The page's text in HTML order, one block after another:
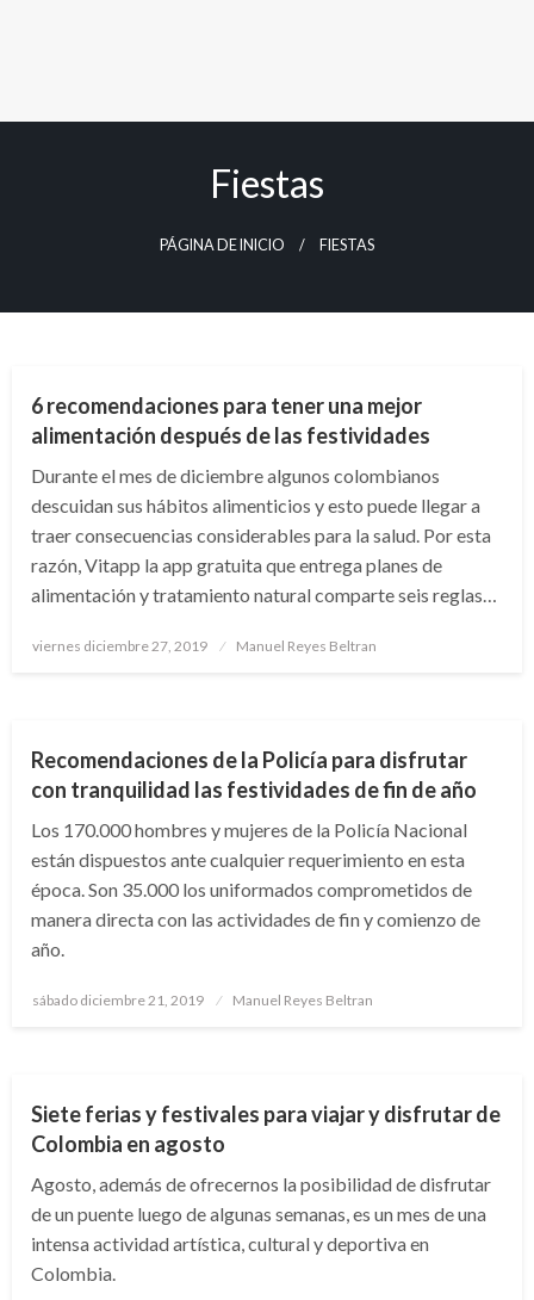
Fiestas
PÁGINA DE INICIO FIESTAS
6 recomendaciones para tener una mejor
alimentación después de las festividades
Durante el mes de diciembre algunos colombianos
descuidan sus hábitos alimenticios y esto puede llegar a
traer consecuencias considerables para la salud. Por esta
razón, Vitapp la app gratuita que entrega planes de
alimentación y tratamiento natural comparte seis reglas…
Publicado
viernes diciembre 27, 2019 Manuel Reyes Beltran
Recomendaciones de la Policía para disfrutar
con tranquilidad las festividades de fin de año
Los 170.000 hombres y mujeres de la Policía Nacional
están dispuestos ante cualquier requerimiento en esta
época. Son 35.000 los uniformados comprometidos de
manera directa con las actividades de fin y comienzo de
año.
Publicado
sábado diciembre 21, 2019 Manuel Reyes Beltran
Siete ferias y festivales para viajar y disfrutar de
Colombia en agosto
Agosto, además de ofrecernos la posibilidad de disfrutar
de un puente luego de algunas semanas, es un mes de una
intensa actividad artística, cultural y deportiva en
Colombia.